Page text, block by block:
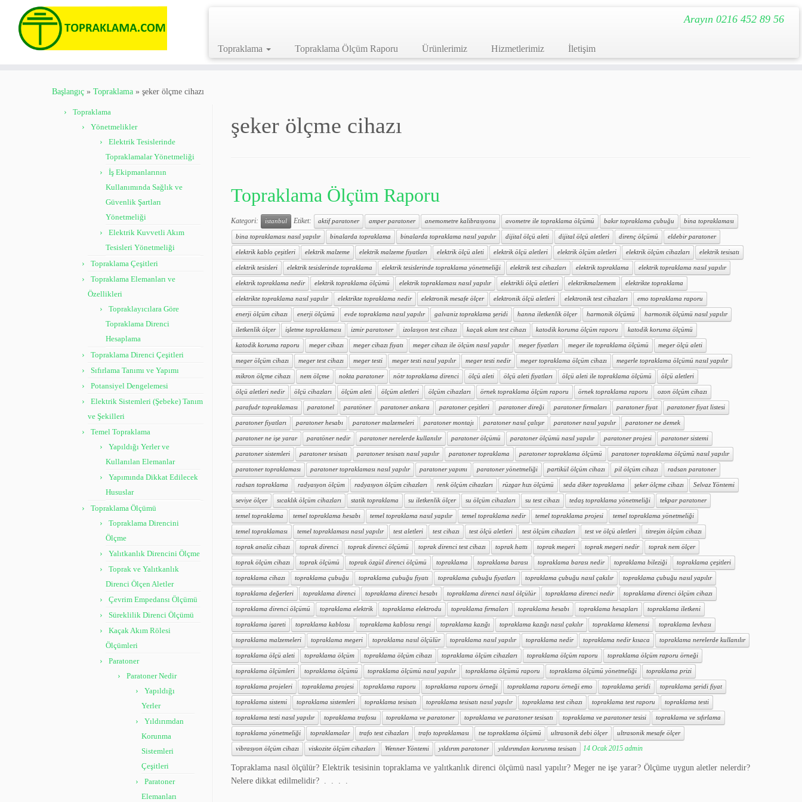
Arayın 0216 452 89 56
Topraklama Topraklama Ölçüm Raporu Ürünlerimiz Hizmetlerimiz İletişim
Başlangıç » Topraklama » şeker ölçme cihazı
Topraklama
Yönetmelikler
Elektrik Tesislerinde
Topraklamalar Yönetmeliği
İş Ekipmanlarının
Kullanımında Sağlık ve
Güvenlik Şartları
Yönetmeliği
Elektrik Kuvvetli Akım
Tesisleri Yönetmeliği
Topraklama Çeşitleri
Topraklama Elemanları ve
Özellikleri
Topraklayıcılara Göre
Topraklama Direnci
Hesaplama
Topraklama Direnci Çeşitleri
Sıfırlama Tanımı ve Yapımı
Potansiyel Dengelemesi
Elektrik Sistemleri (Şebeke) Tanım
ve Şekilleri
Temel Topraklama
Yapıldığı Yerler ve
Kullanılan Elemanlar
Yapımında Dikkat Edilecek
Hususlar
Topraklama Ölçümü
Topraklama Direncini
Ölçme
Yalıtkanlık Direncini Ölçme
Toprak ve Yalıtkanlık
Direnci Ölçen Aletler
Çevrim Empedansı Ölçümü
Süreklilik Direnci Ölçümü
Kaçak Akım Rölesi
Ölçümleri
Paratoner
Paratoner Nedir
Yapıldığı
Yerler
Yıldırımdan
Korunma
Sistemleri
Çeşitleri
Paratoner
Elemanları
şeker ölçme cihazı
Topraklama Ölçüm Raporu
Kategori: istanbul Etiket: aktif paratoner amper paratoner anemometre kalibrasyonu avometre ile topraklama ölçümü bakır topraklama çubuğu bina topraklaması
bina topraklaması nasıl yapılır binalarda topraklama binalarda topraklama nasıl yapılır dijital ölçü aleti dijital ölçü aletleri direnç ölçümü eldebir paratoner
elektrik kablo çeşitleri elektrik malzeme elektrik malzeme fiyatları elektrik ölçü aleti elektrik ölçü aletleri elektrik ölçüm aletleri elektrik ölçüm cihazları elektrik tesisatı
elektrik tesisleri elektrik tesislerinde topraklama elektrik tesislerinde topraklama yönetmeliği elektrik test cihazları elektrik topraklama elektrik topraklama nasıl yapılır
elektrik topraklama nedir elektrik topraklama ölçümü elektrik topraklaması nasıl yapılır elektrikli ölçü aletleri elektrikmalzemem elektrikte topraklama
elektrikte topraklama nasıl yapılır elektrikte topraklama nedir elektronik mesafe ölçer elektronik ölçü aletleri elektronik test cihazları emo topraklama raporu
enerji ölçüm cihazı enerji ölçümü evde topraklama nasıl yapılır galvaniz topraklama şeridi hanna iletkenlik ölçer harmonik ölçümü harmonik ölçümü nasıl yapılır
iletkenlik ölçer işletme topraklaması izmir paratoner izolasyon test cihazı kaçak akım test cihazı katodik koruma ölçüm raporu katodik koruma ölçümü
katodik koruma raporu meger cihazı meger cihazı fiyatı meger cihazı ile ölçüm nasıl yapılır meger fiyatları meger ile topraklama ölçümü meger ölçü aleti
meger ölçüm cihazı meger test cihazı meger testi meger testi nasıl yapılır meger testi nedir meger topraklama ölçüm cihazı megerle topraklama ölçümü nasıl yapılır
mikron ölçme cihazı nem ölçme nokta paratoner nötr topraklama direnci ölçü aleti ölçü aleti fiyatları ölçü aleti ile topraklama ölçümü ölçü aletleri
ölçü aletleri nedir ölçü cihazları ölçüm aleti ölçüm aletleri ölçüm cihazları örnek topraklama ölçüm raporu örnek topraklama raporu ozon ölçüm cihazı
parafudr topraklaması paratonel paratöner paratoner ankara paratoner çeşitleri paratoner direği paratoner firmaları paratoner fiyat paratoner fiyat listesi
paratoner fiyatları paratoner hesabı paratoner malzemeleri paratoner montajı paratoner nasıl çalışır paratoner nasıl yapılır paratoner ne demek
paratoner ne işe yarar paratöner nedir paratoner nerelerde kullanılır paratoner ölçümü paratoner ölçümü nasıl yapılır paratoner projesi paratoner sistemi
paratoner sistemleri paratoner tesisatı paratoner tesisatı nasıl yapılır paratoner topraklama paratoner topraklama ölçümü paratoner topraklama ölçümü nasıl yapılır
paratoner topraklaması paratoner topraklaması nasıl yapılır paratoner yapımı paratoner yönetmeliği partikül ölçüm cihazı pil ölçüm cihazı radsan paratoner
radsan topraklama radyasyon ölçüm radyasyon ölçüm cihazları renk ölçüm cihazları rüzgar hızı ölçümü seda diker topraklama şeker ölçme cihazı Selvaz Yöntemi
seviye ölçer sıcaklık ölçüm cihazları statik topraklama su iletkenlik ölçer su ölçüm cihazları su test cihazı tedaş topraklama yönetmeliği tekpar paratoner
temel topraklama temel topraklama hesabı temel topraklama nasıl yapılır temel topraklama nedir temel topraklama projesi temel topraklama yönetmeliği
temel topraklaması temel topraklaması nasıl yapılır test aletleri test cihazı test ölçü aletleri test ölçüm cihazları test ve ölçü aletleri titreşim ölçüm cihazı
toprak analiz cihazı toprak direnci toprak direnci ölçümü toprak direnci test cihazı toprak hattı toprak megeri toprak megeri nedir toprak nem ölçer
toprak ölçüm cihazı toprak ölçümü toprak özgül direnci ölçümü topraklama topraklama barası topraklama barası nedir topraklama bileziği topraklama çeşitleri
topraklama cihazı topraklama çubuğu topraklama çubuğu fiyatı topraklama çubuğu fiyatları topraklama çubuğu nasıl çakılır topraklama çubuğu nasıl yapılır
topraklama değerleri topraklama direnci topraklama direnci hesabı topraklama direnci nasıl ölçülür topraklama direnci nedir topraklama direnci ölçüm cihazı
topraklama direnci ölçümü topraklama elektrik topraklama elektrodu topraklama firmaları topraklama hesabı topraklama hesapları topraklama iletkeni
topraklama işareti topraklama kablosu topraklama kablosu rengi topraklama kazığı topraklama kazığı nasıl çakılır topraklama klemensi topraklama levhası
topraklama malzemeleri topraklama megeri topraklama nasıl ölçülür topraklama nasıl yapılır topraklama nedir topraklama nedir kısaca topraklama nerelerde kullanılır
topraklama ölçü aleti topraklama ölçüm topraklama ölçüm cihazı topraklama ölçüm cihazları topraklama ölçüm raporu topraklama ölçüm raporu örneği
topraklama ölçümleri topraklama ölçümü topraklama ölçümü nasıl yapılır topraklama ölçümü raporu topraklama ölçümü yönetmeliği topraklama prizi
topraklama projeleri topraklama projesi topraklama raporu topraklama raporu örneği topraklama raporu örneği emo topraklama şeridi topraklama şeridi fiyat
topraklama sistemi topraklama sistemleri topraklama tesisatı topraklama tesisatı nasıl yapılır topraklama test cihazı topraklama test raporu topraklama testi
topraklama testi nasıl yapılır topraklama trafosu topraklama ve paratoner topraklama ve paratoner tesisatı topraklama ve paratoner tesisi topraklama ve sıfırlama
topraklama yönetmeliği topraklamalar trafo test cihazları trafo topraklaması tse topraklama ölçümü ultrasonik debi ölçer ultrasonik mesafe ölçer
vibrasyon ölçüm cihazı viskozite ölçüm cihazları Wenner Yöntemi yıldırım paratoner yıldırımdan korunma tesisatı 14 Ocak 2015 admin
Topraklama nasıl ölçülür? Elektrik tesisinin topraklama ve yalıtkanlık direnci ölçümü nasıl yapılır? Meger ne işe yarar? Ölçüme uygun aletler nelerdir?
Nelere dikkat edilmelidir? . . . .